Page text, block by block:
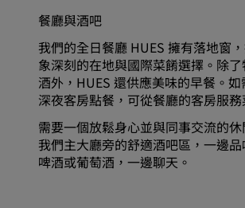
餐廳與酒吧
我們的全日餐廳 HUES 擁有落地窗
象深刻的在地與國際菜餚選擇。除
酒外，HUES 還供應美味的早餐。
深夜客房點餐，可從餐廳的客房服務
需要一個放鬆身心並與同事交流的
我們主大廳旁的舒適酒吧區，一邊
啤酒或葡萄酒，一邊聊天。